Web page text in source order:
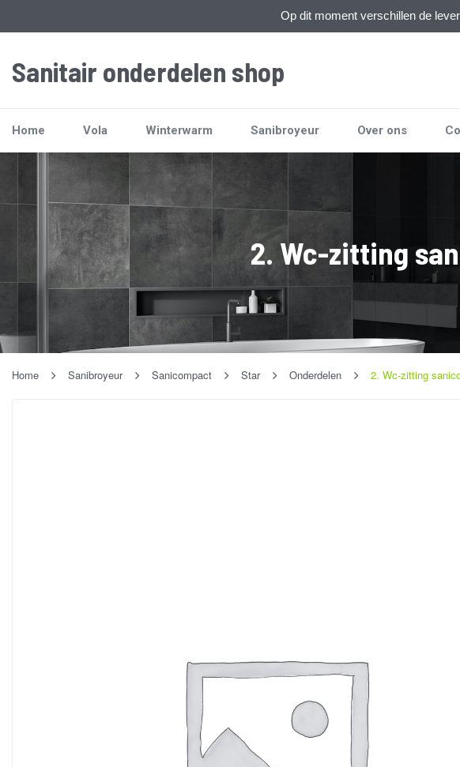
Op dit moment verschillen de
Sanitair onderdelen shop
Home Vola Winterwarm Sanibroyeur Over ons
2. Wc-zitting
Home Sanibroyeur Sanicompact Star Onderdelen 2. Wc-zitting